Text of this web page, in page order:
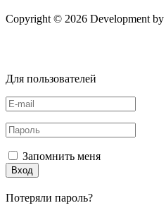
Copyright © 2026 Development by
Для пользователей
Запомнить меня
Вход
Потеряли пароль?